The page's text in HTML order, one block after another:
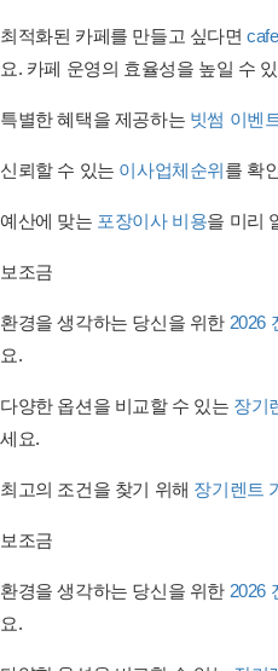
최적화된 카페를 만들고 싶다면
요. 카페 운영의 효율성을 높일 수
특별한 혜택을 제공하는 빗썸 이벤
신뢰할 수 있는 이사업체순위를 확
예산에 맞는 포장이사 비용을 미리
보조금
환경을 생각하는 당신을 위한 2026
요.
다양한 옵션을 비교할 수 있는 장기
세요.
최고의 조건을 찾기 위해 장기렌트
보조금
환경을 생각하는 당신을 위한 2026
요.